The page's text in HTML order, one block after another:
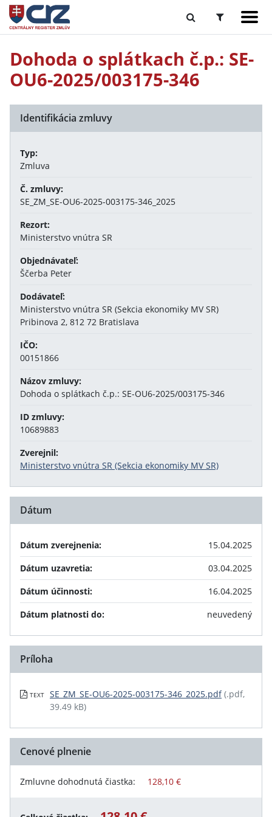
Dohoda o splátkach č.p.: SE-
OU6-2025/003175-346
Identifikácia zmluvy
Typ:
Zmluva
Č. zmluvy:
SE_ZM_SE-OU6-2025-003175-346_2025
Rezort:
Ministerstvo vnútra SR
Objednávateľ:
Ščerba Peter
Dodávateľ:
Ministerstvo vnútra SR (Sekcia ekonomiky MV SR)
Pribinova 2, 812 72 Bratislava
IČO:
00151866
Názov zmluvy:
Dohoda o splátkach č.p.: SE-OU6-2025/003175-346
ID zmluvy:
10689883
Zverejnil:
Ministerstvo vnútra SR (Sekcia ekonomiky MV SR)
Dátum
Dátum zverejnenia:
15.04.2025
Dátum uzavretia:
03.04.2025
Dátum účinnosti:
16.04.2025
Dátum platnosti do:
neuvedený
Príloha
TEXT SE_ZM_SE-OU6-2025-003175-346_2025.pdf (.pdf,
39.49 kB)
Cenové plnenie
Zmluvne dohodnutá čiastka: 128,10 €